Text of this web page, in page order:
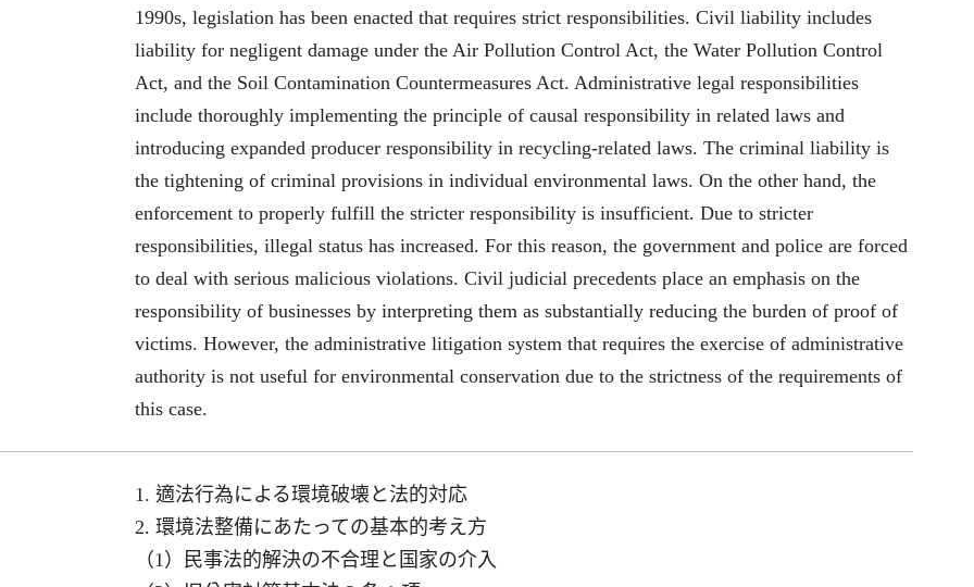
1990s, legislation has been enacted that requires strict responsibilities. Civil liability includes
liability for negligent damage under the Air Pollution Control Act, the Water Pollution Control
Act, and the Soil Contamination Countermeasures Act. Administrative legal responsibilities
include thoroughly implementing the principle of causal responsibility in related laws and
introducing expanded producer responsibility in recycling-related laws. The criminal liability is
the tightening of criminal provisions in individual environmental laws. On the other hand, the
enforcement to properly fulfill the stricter responsibility is insufficient. Due to stricter
responsibilities, illegal status has increased. For this reason, the government and police are forced
to deal with serious malicious violations. Civil judicial precedents place an emphasis on the
responsibility of businesses by interpreting them as substantially reducing the burden of proof of
victims. However, the administrative litigation system that requires the exercise of administrative
authority is not useful for environmental conservation due to the strictness of the requirements of
this case.
1. 適法行為による環境破壊と法的対応
2. 環境法整備にあたっての基本的考え方
（1）民事法的解決の不合理と国家の介入